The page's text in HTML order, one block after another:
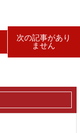
次の記事があり
ません